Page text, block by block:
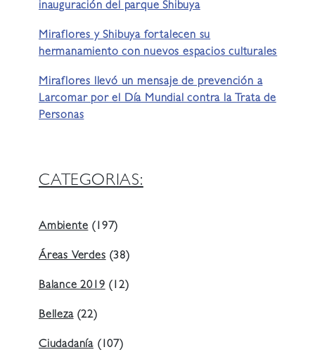
inauguración del parque Shibuya
Miraflores y Shibuya fortalecen su
hermanamiento con nuevos espacios culturales
Miraflores llevó un mensaje de prevención a
Larcomar por el Día Mundial contra la Trata de
Personas
CATEGORIAS:
Ambiente(197)
Áreas Verdes(38)
Balance 2019(12)
Belleza(22)
Ciudadanía (107)